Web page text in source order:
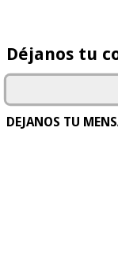
Déjanos tu
DEJANOS TU